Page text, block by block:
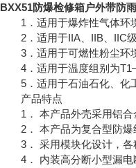
BXX51防爆检修箱户外带防
1．适用于爆炸性气体环境
2．适用于IIA、IIB、IIC级
3．适用于可燃性粉尘环境
4．适用于温度组别为
5．适用于石油石化、化工
产品特点
1． 本产品外壳采用铝合
2． 本产品为复合型防爆
3． 采用模块化设计，各
4． 内装高分断小型漏电